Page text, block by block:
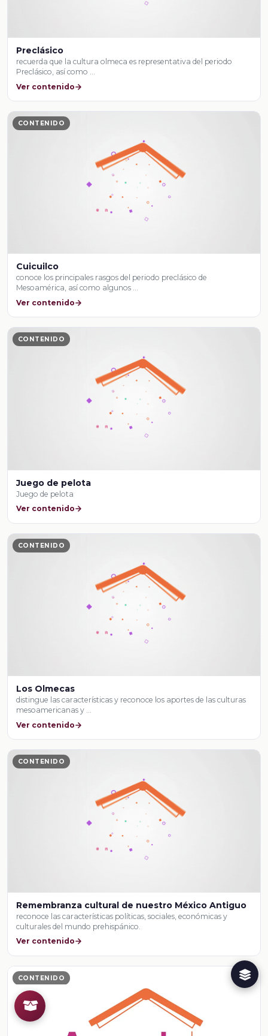
Preclásico
recuerda que la cultura olmeca es representativa del periodo
Preclásico, así como …
Ver contenido
CONTENIDO
Cuicuilco
conoce los principales rasgos del periodo preclásico de
Mesoamérica, así como algunos …
Ver contenido
CONTENIDO
Juego de pelota
Juego de pelota
Ver contenido
CONTENIDO
Los Olmecas
distingue las características y reconoce los aportes de las culturas
mesoamericanas y …
Ver contenido
CONTENIDO
Remembranza cultural de nuestro México Antiguo
reconoce las características políticas, sociales, económicas y
culturales del mundo prehispánico.
Ver contenido
CONTENIDO